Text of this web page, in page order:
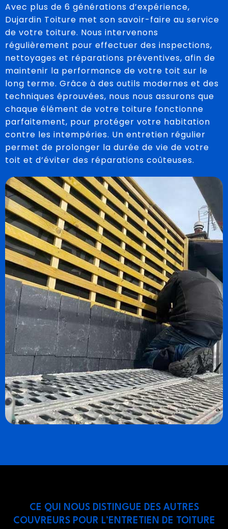
Avec plus de 6 générations d’expérience,
Dujardin Toiture met son savoir-faire au service
de votre toiture. Nous intervenons
régulièrement pour effectuer des inspections,
nettoyages et réparations préventives, afin de
maintenir la performance de votre toit sur le
long terme. Grâce à des outils modernes et des
techniques éprouvées, nous nous assurons que
chaque élément de votre toiture fonctionne
parfaitement, pour protéger votre habitation
contre les intempéries. Un entretien régulier
permet de prolonger la durée de vie de votre
toit et d’éviter des réparations coûteuses.
CE QUI NOUS DISTINGUE DES AUTRES
COUVREURS POUR L’ENTRETIEN DE TOITURE